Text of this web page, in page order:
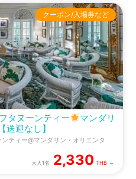
タヌーンティー
マンダリ
送迎なし】
ティー@マンダリン・オリエンタ
クーポン/入場券など
大人1名 2,330 THB ～